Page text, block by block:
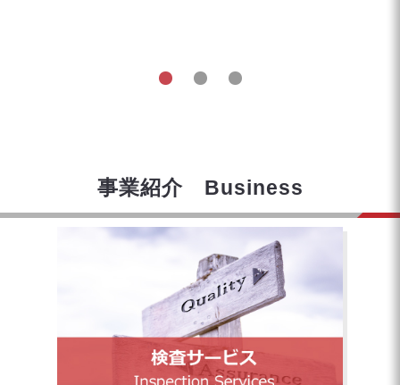
事業紹介 Business